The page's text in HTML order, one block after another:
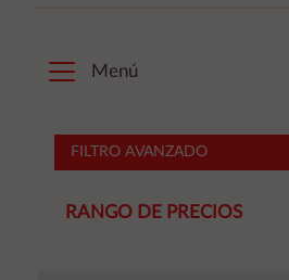
Menú
FILTRO AVANZADO
RANGO DE PRECIOS